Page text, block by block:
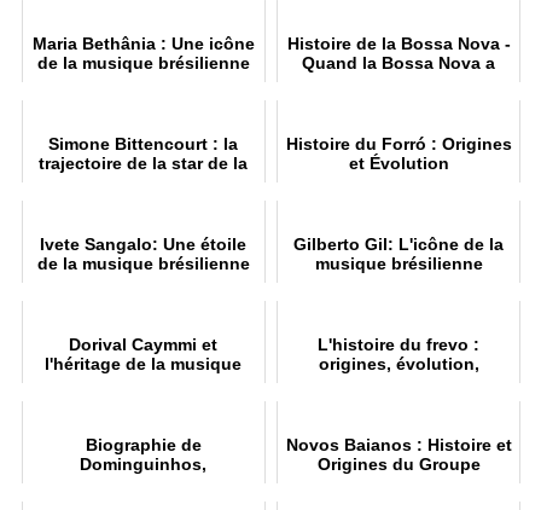
Maria Bethânia : Une icône
de la musique brésilienne
Histoire de la Bossa Nova -
Quand la Bossa Nova a
Simone Bittencourt : la
trajectoire de la star de la
Histoire du Forró : Origines
et Évolution
Ivete Sangalo: Une étoile
de la musique brésilienne
Gilberto Gil: L'icône de la
musique brésilienne
Dorival Caymmi et
l'héritage de la musique
L'histoire du frevo :
origines, évolution,
Biographie de
Dominguinhos,
Novos Baianos : Histoire et
Origines du Groupe